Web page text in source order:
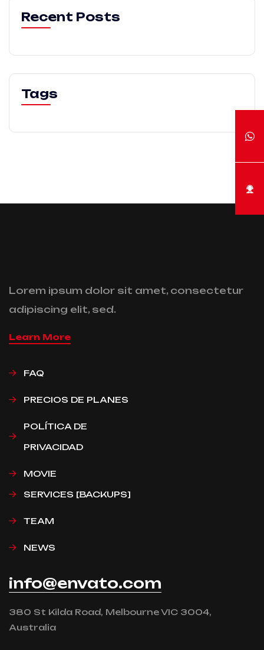
Recent Posts
Tags
Lorem ipsum dolor sit amet, consectetur
adipiscing elit, sed.
Learn More
FAQ
PRECIOS DE PLANES
POLÍTICA DE
PRIVACIDAD
MOVIE
SERVICES [BACKUPS]
TEAM
NEWS
info@envato.com
380 St Kilda Road, Melbourne VIC 3004,
Australia